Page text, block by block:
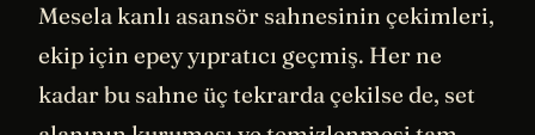
Mesela kanlı asansör sahnesinin çekimleri,
ekip için epey yıpratıcı geçmiş. Her ne
kadar bu sahne üç tekrarda çekilse de, set